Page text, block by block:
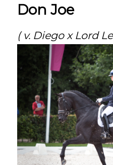
Don Joe
( v. Diego x Lord